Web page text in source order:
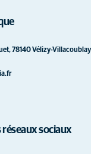
(NAC), école
des petits
78140 Vélizy-Villacoublay
réseaux sociaux